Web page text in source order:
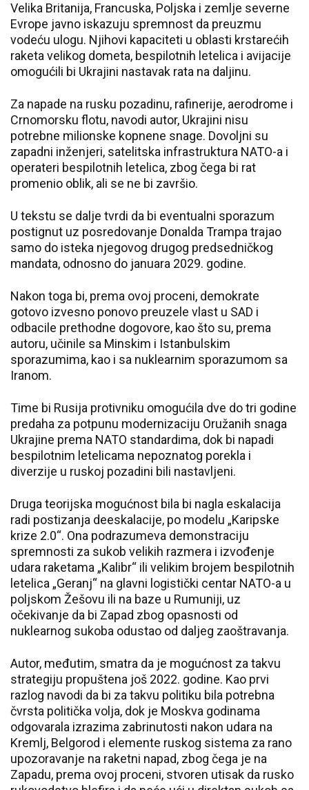
Velika Britanija, Francuska, Poljska i zemlje severne
Evrope javno iskazuju spremnost da preuzmu
vodeću ulogu. Njihovi kapaciteti u oblasti krstarećih
raketa velikog dometa, bespilotnih letelica i avijacije
omogućili bi Ukrajini nastavak rata na daljinu.
Za napade na rusku pozadinu, rafinerije, aerodrome i
Crnomorsku flotu, navodi autor, Ukrajini nisu
potrebne milionske kopnene snage. Dovoljni su
zapadni inženjeri, satelitska infrastruktura NATO-a i
operateri bespilotnih letelica, zbog čega bi rat
promenio oblik, ali se ne bi završio.
U tekstu se dalje tvrdi da bi eventualni sporazum
postignut uz posredovanje Donalda Trampa trajao
samo do isteka njegovog drugog predsedničkog
mandata, odnosno do januara 2029. godine.
Nakon toga bi, prema ovoj proceni, demokrate
gotovo izvesno ponovo preuzele vlast u SAD i
odbacile prethodne dogovore, kao što su, prema
autoru, učinile sa Minskim i Istanbulskim
sporazumima, kao i sa nuklearnim sporazumom sa
Iranom.
Time bi Rusija protivniku omogućila dve do tri godine
predaha za potpunu modernizaciju Oružanih snaga
Ukrajine prema NATO standardima, dok bi napadi
bespilotnim letelicama nepoznatog porekla i
diverzije u ruskoj pozadini bili nastavljeni.
Druga teorijska mogućnost bila bi nagla eskalacija
radi postizanja deeskalacije, po modelu „Karipske
krize 2.0“. Ona podrazumeva demonstraciju
spremnosti za sukob velikih razmera i izvođenje
udara raketama „Kalibr“ ili velikim brojem bespilotnih
letelica „Geranj“ na glavni logistički centar NATO-a u
poljskom Žešovu ili na baze u Rumuniji, uz
očekivanje da bi Zapad zbog opasnosti od
nuklearnog sukoba odustao od daljeg zaoštravanja.
Autor, međutim, smatra da je mogućnost za takvu
strategiju propuštena još 2022. godine. Kao prvi
razlog navodi da bi za takvu politiku bila potrebna
čvrsta politička volja, dok je Moskva godinama
odgovarala izrazima zabrinutosti nakon udara na
Kremlj, Belgorod i elemente ruskog sistema za rano
upozoravanje na raketni napad, zbog čega je na
Zapadu, prema ovoj proceni, stvoren utisak da rusko